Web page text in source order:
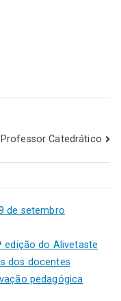
Catedrático
de setembro
edição do Alivetaste
dos docentes
pedagógica